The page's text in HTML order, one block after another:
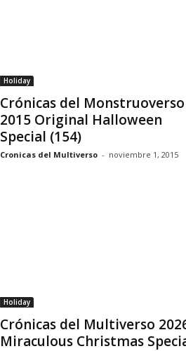
Holiday
Crónicas del Monstruoverso
2015 Original Halloween
Special (154)
Cronicas del Multiverso - noviembre 1, 2015
Holiday
Crónicas del Multiverso
Miraculous Christmas